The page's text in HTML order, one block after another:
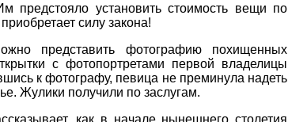
предстояло установить стоимость вещи по
силу закона!
представить фотографию похищенных
с фотопортретами первой владелицы
к фотографу, певица не преминула надеть
Жулики получили по заслугам.
как в начале нынешнего столетия